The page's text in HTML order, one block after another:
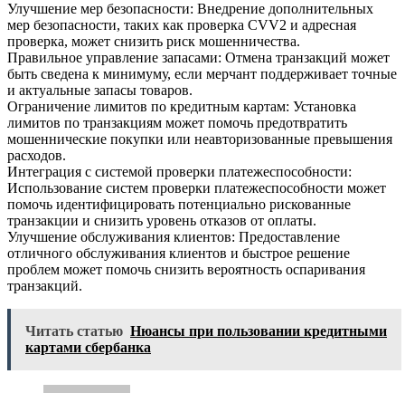
Улучшение мер безопасности: Внедрение дополнительных
мер безопасности, таких как проверка CVV2 и адресная
проверка, может снизить риск мошенничества.
Правильное управление запасами: Отмена транзакций может
быть сведена к минимуму, если мерчант поддерживает точные
и актуальные запасы товаров.
Ограничение лимитов по кредитным картам: Установка
лимитов по транзакциям может помочь предотвратить
мошеннические покупки или неавторизованные превышения
расходов.
Интеграция с системой проверки платежеспособности:
Использование систем проверки платежеспособности может
помочь идентифицировать потенциально рискованные
транзакции и снизить уровень отказов от оплаты.
Улучшение обслуживания клиентов: Предоставление
отличного обслуживания клиентов и быстрое решение
проблем может помочь снизить вероятность оспаривания
транзакций.
Читать статью Нюансы при пользовании кредитными
картами сбербанка